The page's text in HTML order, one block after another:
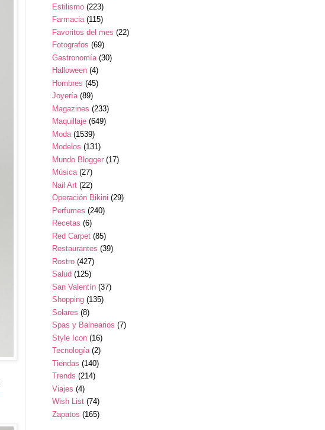
Estilismo (223)
Farmacia (115)
Favoritos del mes (22)
Fotografos (69)
Gastronomía (30)
Halloween (4)
Hombres (45)
Joyería (89)
Magazines (233)
Maquillaje (649)
Moda (1539)
Modelos (131)
Mundo Blogger (17)
Música (27)
Nail Art (22)
Operación Bikini (29)
Perfumes (240)
Recetas (6)
Red Carpet (85)
Restaurantes (39)
Rostro (427)
Salud (125)
San Valentín (37)
Shopping (135)
Solares (8)
Spas y Balnearios (7)
Style Icon (16)
Tecnología (2)
Tiendas (140)
Trends (214)
Viajes (4)
Wish List (74)
Zapatos (165)